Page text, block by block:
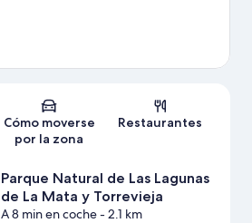
Mapa
Cómo moverse
por la zona
Restaurantes
Parque Natural de Las Lagunas
de La Mata y Torrevieja
A 8 min en coche- 2.1 km